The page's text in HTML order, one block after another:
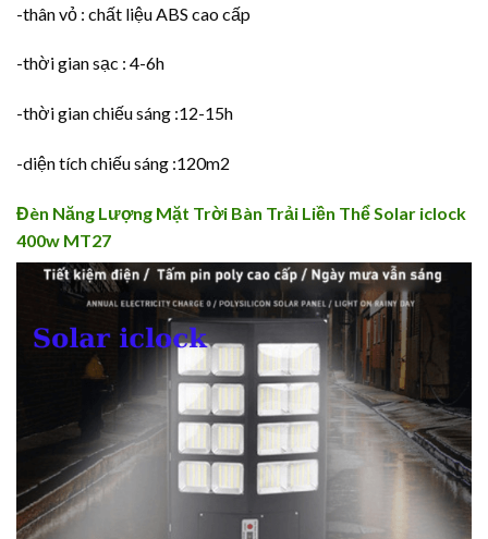
-thân vỏ : chất liệu ABS cao cấp
-thời gian sạc : 4-6h
-thời gian chiếu sáng :12-15h
-diện tích chiếu sáng :120m2
Đèn Năng Lượng Mặt Trời Bàn Trải Liền Thể Solar iclock
400w MT27